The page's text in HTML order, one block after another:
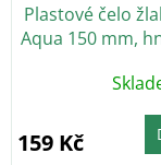
Plastové čelo
Aqua 150 mm,
159 Kč